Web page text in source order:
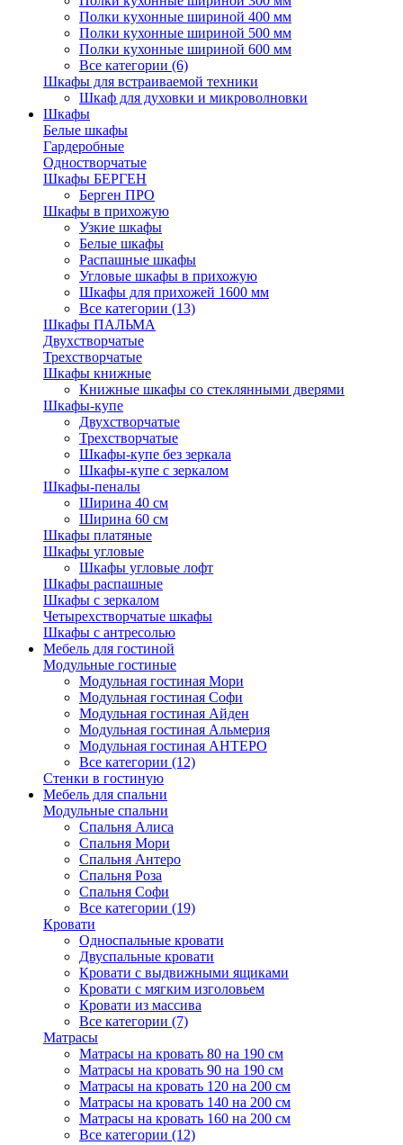
Полки кухонные шириной 400 мм
Полки кухонные шириной 500 мм
Полки кухонные шириной 600 мм
Все категории (6)
Шкафы для встраиваемой техники
Шкаф для духовки и микроволновки
Шкафы
Белые шкафы
Гардеробные
Одностворчатые
Шкафы БЕРГЕН
Берген ПРО
Шкафы в прихожую
Узкие шкафы
Белые шкафы
Распашные шкафы
Угловые шкафы в прихожую
Шкафы для прихожей 1600 мм
Все категории (13)
Шкафы ПАЛЬМА
Двухстворчатые
Трехстворчатые
Шкафы книжные
Книжные шкафы со стеклянными дверями
Шкафы-купе
Двухстворчатые
Трехстворчатые
Шкафы-купе без зеркала
Шкафы-купе с зеркалом
Шкафы-пеналы
Ширина 40 см
Ширина 60 см
Шкафы платяные
Шкафы угловые
Шкафы угловые лофт
Шкафы распашные
Шкафы с зеркалом
Четырехстворчатые шкафы
Шкафы с антресолью
Мебель для гостиной
Модульные гостиные
Модульная гостиная Мори
Модульная гостиная Софи
Модульная гостиная Айден
Модульная гостиная Альмерия
Модульная гостиная АНТЕРО
Все категории (12)
Стенки в гостиную
Мебель для спальни
Модульные спальни
Спальня Алиса
Спальня Мори
Спальня Антеро
Спальня Роза
Спальня Софи
Все категории (19)
Кровати
Односпальные кровати
Двуспальные кровати
Кровати с выдвижными ящиками
Кровати с мягким изголовьем
Кровати из массива
Все категории (7)
Матрасы
Матрасы на кровать 80 на 190 см
Матрасы на кровать 90 на 190 см
Матрасы на кровать 120 на 200 см
Матрасы на кровать 140 на 200 см
Матрасы на кровать 160 на 200 см
Все категории (12)